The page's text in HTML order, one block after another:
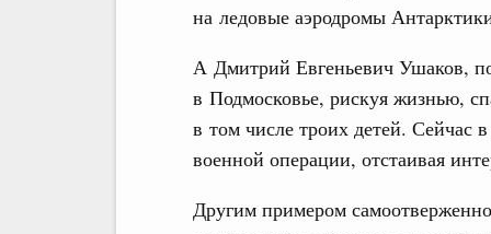
на ледовые аэродромы
А Дмитрий Евгеньевич Ушаков,
в Подмосковье, рискуя жизнью,
в том числе троих детей. Сейчас
военной операции, отстаивая
Другим примером